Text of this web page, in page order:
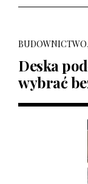
Deska
wybrać